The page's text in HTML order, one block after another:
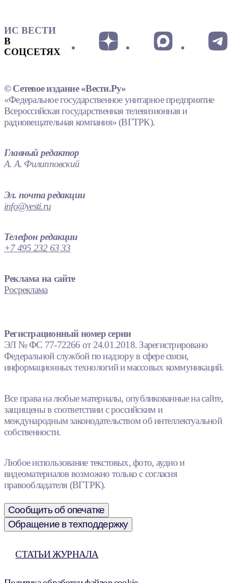
ИС ВЕСТИ
В
СОЦСЕТЯХ
© Сетевое издание «Вести.Ру»
«Федеральное государственное унитарное предприятие
Всероссийская государственная телевизионная и
радиовещательная компания» (ВГТРК).
Главный редактор
А. А. Филипповский
Эл. почта редакции
info@vesti.ru
Телефон редакции
+7 495 232 63 33
Реклама на сайте
Росреклама
Регистрационный номер серии
ЭЛ № ФС 77-72266 от 24.01.2018. Зарегистрировано
Федеральной службой по надзору в сфере связи,
информационных технологий и массовых коммуникаций.
Все права на любые материалы, опубликованные на сайте,
защищены в соответствии с российским и
международным законодательством об интеллектуальной
собственности.
Любое использование текстовых, фото, аудио и
видеоматериалов возможно только с согласия
правообладателя (ВГТРК).
Сообщить об опечатке
Обращение в техподдержку
СТАТЬИ ЖУРНАЛА